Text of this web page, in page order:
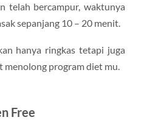
telah bercampur, waktunya
sepanjang 10 – 20 menit.
hanya ringkas tetapi juga
menolong program diet mu.
Free